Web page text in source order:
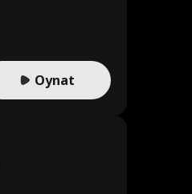
Oynat